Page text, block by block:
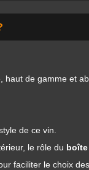
haut de gamme et
de ce vin.
le rôle du
faciliter le choix